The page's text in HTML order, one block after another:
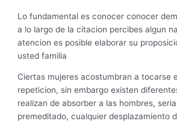
Lo fundamental es conocer conocer
a lo largo de la citacion percibes algun
atencion es posible elaborar su
usted familia
Ciertas mujeres acostumbran a tocarse
repeticion, sin embargo existen
realizan de absorber a las hombres,
premeditado, cualquier desplazamiento